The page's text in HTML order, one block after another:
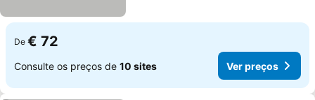
De € 72
Consulte os preços de 10 sites Ver preços